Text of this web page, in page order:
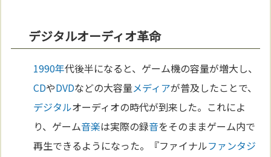
デジタルオーディオ革命
1990年代後半になると、ゲーム機の容量が増大し、
CDやDVDなどの大容量メディアが普及したことで、
デジタルオーディオの時代が到来した。これによ
り、ゲーム音楽は実際の録音をそのままゲーム内で
再生できるようになった。『ファイナルファンタジ